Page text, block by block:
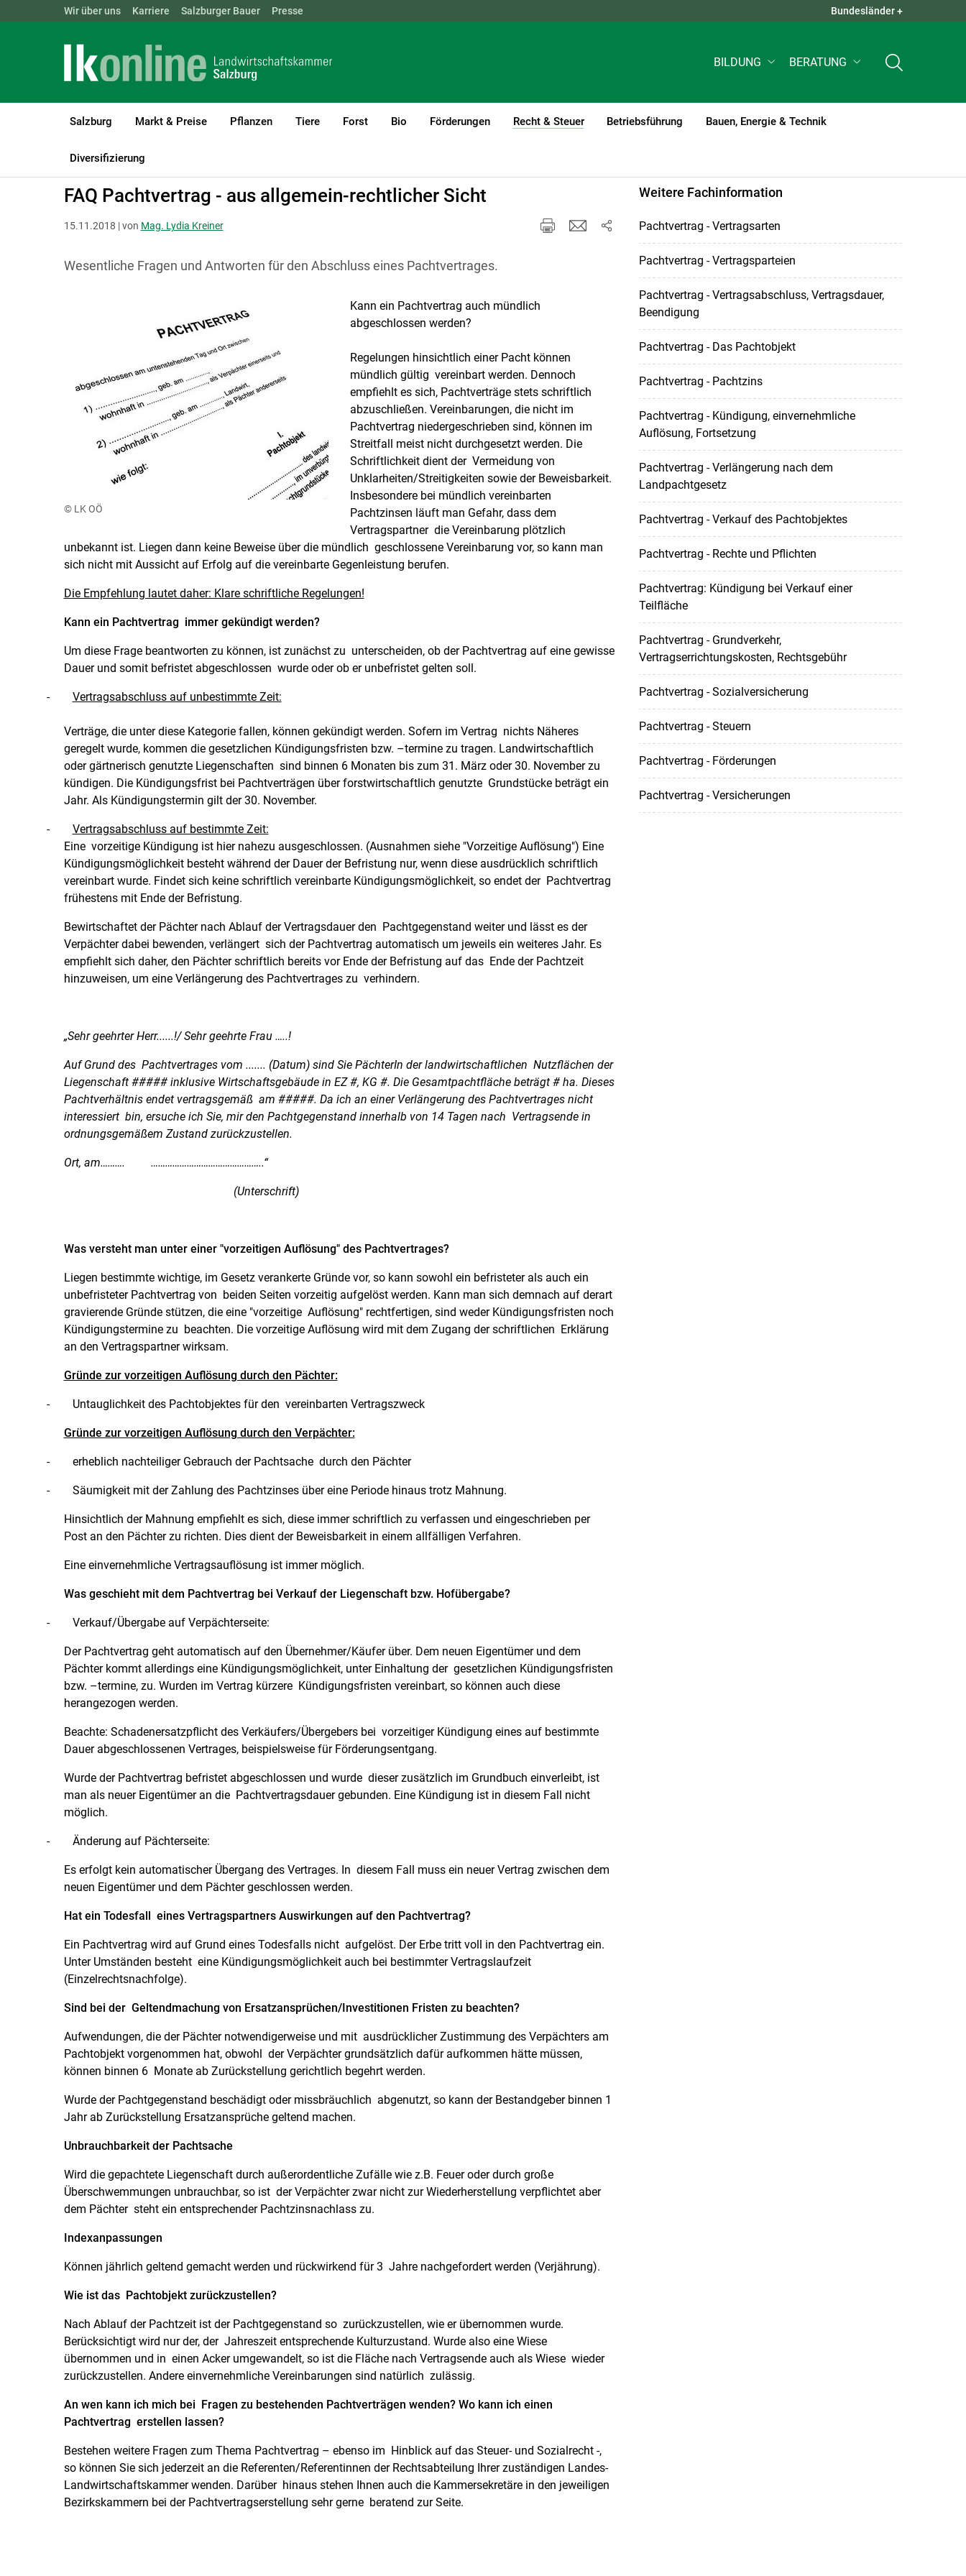
Landwirtschaftskammern: ÖSTERREICH BGLD KTN QUICK LINKS +
Wir über uns Karriere Salzburger Bauer Presse Bundesländer +
BILDUNG BERATUNG
Salzburg Markt & Preise Pflanzen Tiere Forst Bio Förderungen Recht & Steuer
(current)1
Betriebsführung Bauen, Energie & Technik
Diversifizierung
LK Salzburg Recht & Steuer
FAQ Pachtvertrag - aus allgemein-rechtlicher Sicht
15.11.2018 | von Mag. Lydia Kreiner
Wesentliche Fragen und Antworten für den Abschluss eines Pachtvertrages.
© LK OÖ
Kann ein Pachtvertrag auch mündlich
abgeschlossen werden?
Regelungen hinsichtlich einer Pacht können
mündlich gültig vereinbart werden. Dennoch
empfiehlt es sich, Pachtverträge stets schriftlich
abzuschließen. Vereinbarungen, die nicht im
Pachtvertrag niedergeschrieben sind, können im
Streitfall meist nicht durchgesetzt werden. Die
Schriftlichkeit dient der Vermeidung von
Unklarheiten/Streitigkeiten sowie der Beweisbarkeit.
Insbesondere bei mündlich vereinbarten
Pachtzinsen läuft man Gefahr, dass dem
Vertragspartner die Vereinbarung plötzlich
unbekannt ist. Liegen dann keine Beweise über die mündlich geschlossene Vereinbarung vor, so kann man
sich nicht mit Aussicht auf Erfolg auf die vereinbarte Gegenleistung berufen.
Die Empfehlung lautet daher: Klare schriftliche Regelungen!
Kann ein Pachtvertrag immer gekündigt werden?
Um diese Frage beantworten zu können, ist zunächst zu unterscheiden, ob der Pachtvertrag auf eine gewisse
Dauer und somit befristet abgeschlossen wurde oder ob er unbefristet gelten soll.
- Vertragsabschluss auf unbestimmte Zeit:
Verträge, die unter diese Kategorie fallen, können gekündigt werden. Sofern im Vertrag nichts Näheres
geregelt wurde, kommen die gesetzlichen Kündigungsfristen bzw. –termine zu tragen. Landwirtschaftlich
oder gärtnerisch genutzte Liegenschaften sind binnen 6 Monaten bis zum 31. März oder 30. November zu
kündigen. Die Kündigungsfrist bei Pachtverträgen über forstwirtschaftlich genutzte Grundstücke beträgt ein
Jahr. Als Kündigungstermin gilt der 30. November.
-
Vertragsabschluss auf bestimmte Zeit:
Eine vorzeitige Kündigung ist hier nahezu ausgeschlossen. (Ausnahmen siehe "Vorzeitige Auflösung") Eine
Kündigungsmöglichkeit besteht während der Dauer der Befristung nur, wenn diese ausdrücklich schriftlich
vereinbart wurde. Findet sich keine schriftlich vereinbarte Kündigungsmöglichkeit, so endet der Pachtvertrag
frühestens mit Ende der Befristung.
Bewirtschaftet der Pächter nach Ablauf der Vertragsdauer den Pachtgegenstand weiter und lässt es der
Verpächter dabei bewenden, verlängert sich der Pachtvertrag automatisch um jeweils ein weiteres Jahr. Es
empfiehlt sich daher, den Pächter schriftlich bereits vor Ende der Befristung auf das Ende der Pachtzeit
hinzuweisen, um eine Verlängerung des Pachtvertrages zu verhindern.
„Sehr geehrter Herr......!/ Sehr geehrte Frau …..!
Auf Grund des Pachtvertrages vom ....... (Datum) sind Sie PächterIn der landwirtschaftlichen Nutzflächen der
Liegenschaft ##### inklusive Wirtschaftsgebäude in EZ #, KG #. Die Gesamtpachtfläche beträgt # ha. Dieses
Pachtverhältnis endet vertragsgemäß am #####. Da ich an einer Verlängerung des Pachtvertrages nicht
interessiert bin, ersuche ich Sie, mir den Pachtgegenstand innerhalb von 14 Tagen nach Vertragsende in
ordnungsgemäßem Zustand zurückzustellen.
Ort, am………. ………………………………………..“
(Unterschrift)
Was versteht man unter einer "vorzeitigen Auflösung" des Pachtvertrages?
Liegen bestimmte wichtige, im Gesetz verankerte Gründe vor, so kann sowohl ein befristeter als auch ein
unbefristeter Pachtvertrag von beiden Seiten vorzeitig aufgelöst werden. Kann man sich demnach auf derart
gravierende Gründe stützen, die eine"vorzeitige Auflösung" rechtfertigen, sind weder Kündigungsfristen noch
Kündigungstermine zu beachten. Die vorzeitige Auflösung wird mit dem Zugang der schriftlichen Erklärung
an den Vertragspartner wirksam.
Gründe zur vorzeitigen Auflösung durch den Pächter:
- Untauglichkeit des Pachtobjektes für den vereinbarten Vertragszweck
Gründe zur vorzeitigen Auflösung durch den Verpächter:
- erheblich nachteiliger Gebrauch der Pachtsache durch den Pächter
- Säumigkeit mit der Zahlung des Pachtzinses über eine Periode hinaus trotz Mahnung.
Hinsichtlich der Mahnung empfiehlt es sich, diese immer schriftlich zu verfassen und eingeschrieben per
Post an den Pächter zu richten. Dies dient der Beweisbarkeit in einem allfälligen Verfahren.
Eine einvernehmliche Vertragsauflösung ist immer möglich.
Was geschieht mit dem Pachtvertrag bei Verkauf der Liegenschaft bzw. Hofübergabe?
- Verkauf/Übergabe auf Verpächterseite:
Der Pachtvertrag geht automatisch auf den Übernehmer/Käufer über. Dem neuen Eigentümer und dem
Pächter kommt allerdings eine Kündigungsmöglichkeit, unter Einhaltung der gesetzlichen Kündigungsfristen
bzw. –termine, zu. Wurden im Vertrag kürzere Kündigungsfristen vereinbart, so können auch diese
herangezogen werden.
Beachte: Schadenersatzpflicht des Verkäufers/Übergebers bei vorzeitiger Kündigung eines auf bestimmte
Dauer abgeschlossenen Vertrages, beispielsweise für Förderungsentgang.
Wurde der Pachtvertrag befristet abgeschlossen und wurde dieser zusätzlich im Grundbuch einverleibt, ist
man als neuer Eigentümer an die Pachtvertragsdauer gebunden. Eine Kündigung ist in diesem Fall nicht
möglich.
- Änderung auf Pächterseite:
Es erfolgt kein automatischer Übergang des Vertrages. In diesem Fall muss ein neuer Vertrag zwischen dem
neuen Eigentümer und dem Pächter geschlossen werden.
Hat ein Todesfall eines Vertragspartners Auswirkungen auf den Pachtvertrag?
Ein Pachtvertrag wird auf Grund eines Todesfalls nicht aufgelöst. Der Erbe tritt voll in den Pachtvertrag ein.
Unter Umständen besteht eine Kündigungsmöglichkeit auch bei bestimmter Vertragslaufzeit
(Einzelrechtsnachfolge).
Sind bei der Geltendmachung von Ersatzansprüchen/Investitionen Fristen zu beachten?
Aufwendungen, die der Pächter notwendigerweise und mit ausdrücklicher Zustimmung des Verpächters am
Pachtobjekt vorgenommen hat, obwohl der Verpächter grundsätzlich dafür aufkommen hätte müssen,
können binnen 6 Monate ab Zurückstellung gerichtlich begehrt werden.
Wurde der Pachtgegenstand beschädigt oder missbräuchlich abgenutzt, so kann der Bestandgeber binnen 1
Jahr ab Zurückstellung Ersatzansprüche geltend machen.
Unbrauchbarkeit der Pachtsache
Wird die gepachtete Liegenschaft durch außerordentliche Zufälle wie z.B. Feuer oder durch große
Überschwemmungen unbrauchbar, so ist der Verpächter zwar nicht zur Wiederherstellung verpflichtet aber
dem Pächter steht ein entsprechender Pachtzinsnachlass zu.
Indexanpassungen
Können jährlich geltend gemacht werden und rückwirkend für 3 Jahre nachgefordert werden (Verjährung).
Wie ist das Pachtobjekt zurückzustellen?
Nach Ablauf der Pachtzeit ist der Pachtgegenstand so zurückzustellen, wie er übernommen wurde.
Berücksichtigt wird nur der, der Jahreszeit entsprechende Kulturzustand. Wurde also eine Wiese
übernommen und in einen Acker umgewandelt, so ist die Fläche nach Vertragsende auch als Wiese wieder
zurückzustellen. Andere einvernehmliche Vereinbarungen sind natürlich zulässig.
An wen kann ich mich bei Fragen zu bestehenden Pachtverträgen wenden? Wo kann ich einen
Pachtvertrag erstellen lassen?
Bestehen weitere Fragen zum Thema Pachtvertrag – ebenso im Hinblick auf das Steuer- und Sozialrecht -,
so können Sie sich jederzeit an die Referenten/Referentinnen der Rechtsabteilung Ihrer zuständigen Landes-
Landwirtschaftskammer wenden. Darüber hinaus stehen Ihnen auch die Kammersekretäre in den jeweiligen
Bezirkskammern bei der Pachtvertragserstellung sehr gerne beratend zur Seite.
Weitere Fachinformation
Pachtvertrag - Vertragsarten
Pachtvertrag - Vertragsparteien
Pachtvertrag - Vertragsabschluss, Vertragsdauer,
Beendigung
Pachtvertrag - Das Pachtobjekt
Pachtvertrag - Pachtzins
Pachtvertrag - Kündigung, einvernehmliche
Auflösung, Fortsetzung
Pachtvertrag - Verlängerung nach dem
Landpachtgesetz
Pachtvertrag - Verkauf des Pachtobjektes
Pachtvertrag - Rechte und Pflichten
Pachtvertrag: Kündigung bei Verkauf einer
Teilfläche
Pachtvertrag - Grundverkehr,
Vertragserrichtungskosten, Rechtsgebühr
Pachtvertrag - Sozialversicherung
Pachtvertrag - Steuern
Pachtvertrag - Förderungen
Pachtvertrag - Versicherungen